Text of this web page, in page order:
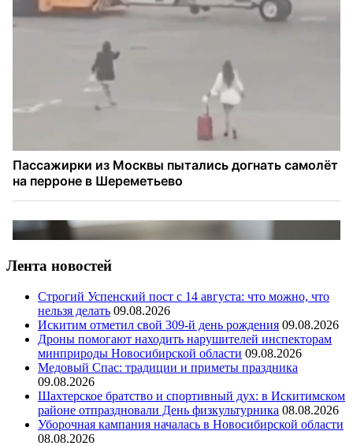
Лента новостей
Строгий Успенский пост с 14 августа: что можно, что
нельзя делать 09.08.2026
Искитим отметил свой 309-й день рождения 09.08.2026
Дроны помогают находить нарушителей инспекторам
минприроды Новосибирской области 09.08.2026
Медовый Спас: традиции и приметы праздника
09.08.2026
Шахтерское братство и спортивный дух: в Искитимском
районе отпраздновали День физкультурника 08.08.2026
Уборочная кампания началась в Новосибирской области
08.08.2026